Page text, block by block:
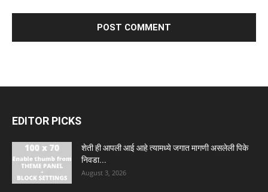
EDITOR PICKS
शेती ही आपली आई आहे त्यामध्ये जगात मागणी असलेली पिके
निवडा...
August 3, 2026